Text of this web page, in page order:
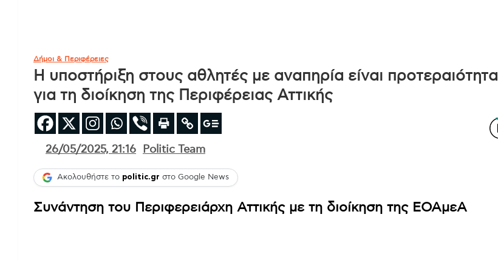
Δήμοι & Περιφέρειες
Η υποστήριξη στους αθλητές με αναπηρία είναι προτεραιότητα
για τη διοίκηση της Περιφέρειας Αττικής
26/05/2025, 21:16 Politic Team
Ακολουθήστε το politic.gr στο Google News
Συνάντηση του Περιφερειάρχη Αττικής με τη διοίκηση της ΕΟΑμεΑ